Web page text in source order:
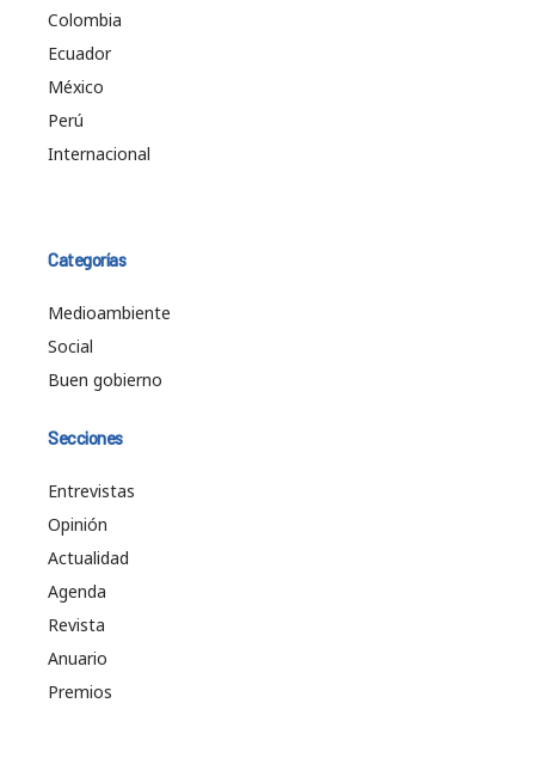
Colombia
Ecuador
México
Perú
Internacional
Categorías
Medioambiente
Social
Buen gobierno
Secciones
Entrevistas
Opinión
Actualidad
Agenda
Revista
Anuario
Premios